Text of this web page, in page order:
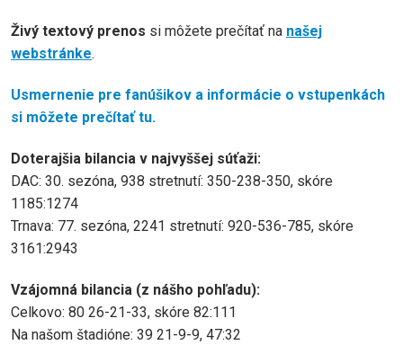
Živý textový prenos si môžete prečítať na našej
webstránke.
Usmernenie pre fanúšikov a informácie o vstupenkách
si môžete prečítať tu.
Doterajšia bilancia v najvyššej súťaži:
DAC: 30. sezóna, 938 stretnutí: 350-238-350, skóre
1185:1274
Trnava: 77. sezóna, 2241 stretnutí: 920-536-785, skóre
3161:2943
Vzájomná bilancia (z nášho pohľadu):
Celkovo: 80 26-21-33, skóre 82:111
Na našom štadióne: 39 21-9-9, 47:32